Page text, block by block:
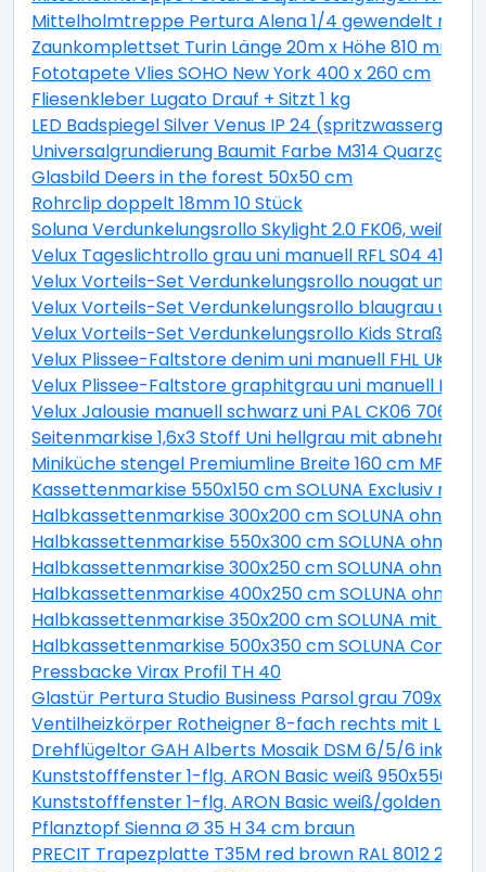
Mittelholmtreppe Pertura Alena 1/4 gewendelt mit
Zaunkomplettset Turin Länge 20m x Höhe 810 mm
Fototapete Vlies SOHO New York 400 x 260 cm
Fliesenkleber Lugato Drauf + Sitzt 1 kg
LED Badspiegel Silver Venus IP 24
Universalgrundierung Baumit Farbe M314 Quarzgrund
Glasbild Deers in the forest 50x50 cm
Rohrclip doppelt 18mm 10 Stück
Soluna Verdunkelungsrollo Skylight 2.0 FK06, weiß,
Velux Tageslichtrollo grau uni manuell RFL S04 4161S
Velux Vorteils-Set Verdunkelungsrollo nougat uni
Velux Vorteils-Set Verdunkelungsrollo blaugrau uni
Velux Vorteils-Set Verdunkelungsrollo Kids Straßen
Velux Plissee-Faltstore denim uni manuell FHL UK04
Velux Plissee-Faltstore graphitgrau uni manuell FHL
Velux Jalousie manuell schwarz uni PAL CK06 7062S
Seitenmarkise 1,6x3 Stoff Uni hellgrau mit
Miniküche stengel Premiumline Breite 160 cm
Kassettenmarkise 550x150 cm SOLUNA Exclusiv mit
Halbkassettenmarkise 300x200 cm SOLUNA ohne
Halbkassettenmarkise 550x300 cm SOLUNA ohne
Halbkassettenmarkise 300x250 cm SOLUNA ohne
Halbkassettenmarkise 400x250 cm SOLUNA ohne
Halbkassettenmarkise 350x200 cm SOLUNA mit
Halbkassettenmarkise 500x350 cm SOLUNA
Pressbacke Virax Profil TH 40
Glastür Pertura Studio Business Parsol grau
Ventilheizkörper Rotheigner 8-fach rechts mit
Drehflügeltor GAH Alberts Mosaik DSM 6/5/6 inkl.
Kunststofffenster 1-flg. ARON Basic weiß 950x550
Kunststofffenster 1-flg. ARON Basic weiß/golden oak
Pflanztopf Sienna Ø 35 H 34 cm braun
PRECIT Trapezplatte T35M red brown RAL 8012 2300